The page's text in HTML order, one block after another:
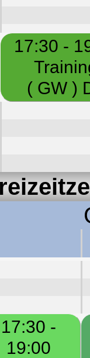
17:30 -
( GW )
17:30 -
19:00